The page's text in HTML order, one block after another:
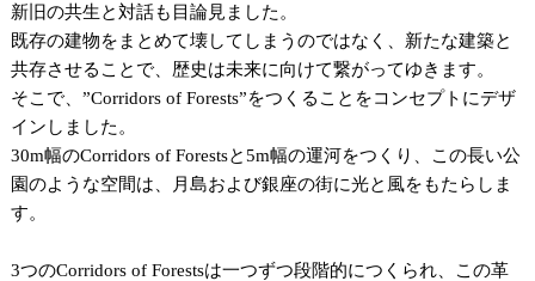
新旧の共生と対話も目論見ました。
既存の建物をまとめて壊してしまうのではなく、新たな建築と
共存させることで、歴史は未来に向けて繋がってゆきます。
そこで、”Corridors of Forests”をつくることをコンセプトにデザ
インしました。
30m幅のCorridors of Forestsと5m幅の運河をつくり、この長い公
園のような空間は、月島および銀座の街に光と風をもたらしま
す。
3つのCorridors of Forestsは一つずつ段階的につくられ、この革